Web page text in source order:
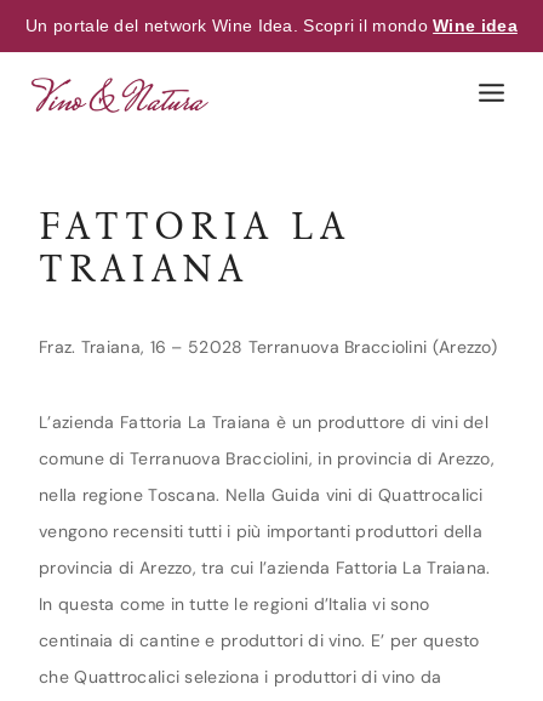
Un portale del network Wine Idea. Scopri il mondoWine idea
FATTORIA LA
TRAIANA
Fraz. Traiana, 16 – 52028 Terranuova Bracciolini (Arezzo)
L’azienda Fattoria La Traiana è un produttore di vini del
comune di Terranuova Bracciolini, in provincia di Arezzo,
nella regione Toscana. Nella Guida vini di Quattrocalici
vengono recensiti tutti i più importanti produttori della
provincia di Arezzo, tra cui l’azienda Fattoria La Traiana.
In questa come in tutte le regioni d’Italia vi sono
centinaia di cantine e produttori di vino. E’ per questo
che Quattrocalici seleziona i produttori di vino da